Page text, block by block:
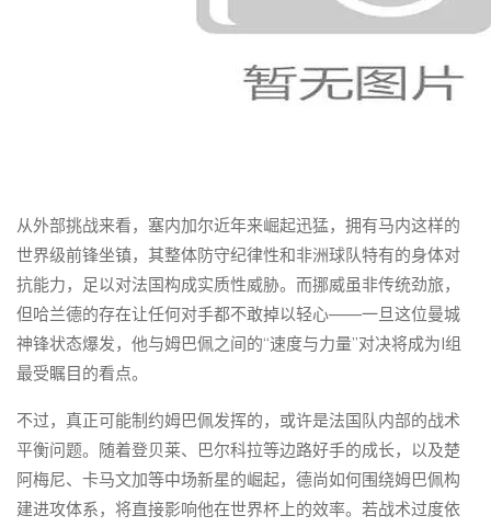
从外部挑战来看，塞内加尔近年来崛起迅猛，拥有马内这样的
世界级前锋坐镇，其整体防守纪律性和非洲球队特有的身体对
抗能力，足以对法国构成实质性威胁。而挪威虽非传统劲旅，
但哈兰德的存在让任何对手都不敢掉以轻心——一旦这位曼城
神锋状态爆发，他与姆巴佩之间的“速度与力量”对决将成为I组
最受瞩目的看点。
不过，真正可能制约姆巴佩发挥的，或许是法国队内部的战术
平衡问题。随着登贝莱、巴尔科拉等边路好手的成长，以及楚
阿梅尼、卡马文加等中场新星的崛起，德尚如何围绕姆巴佩构
建进攻体系，将直接影响他在世界杯上的效率。若战术过度依